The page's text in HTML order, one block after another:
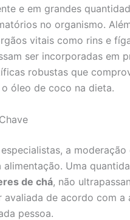
e em grandes
no organismo.
vitais como rins e
ser incorporadas em
robustas que
óleo de coco na dieta.
a
Uma
de chá, não
avaliada de acordo com a
pessoa.